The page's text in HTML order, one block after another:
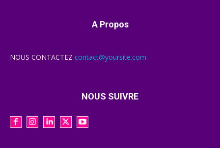
A Propos
NOUS CONTACTEZ contact@yoursite.com
NOUS SUIVRE